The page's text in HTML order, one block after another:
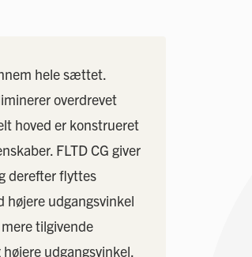
hele sættet.
overdrevet
hoved er konstrueret
FLTD CG giver
derefter flyttes
højere udgangsvinkel
tilgivende
udgangsvinkel.